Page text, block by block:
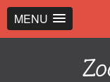
MENU